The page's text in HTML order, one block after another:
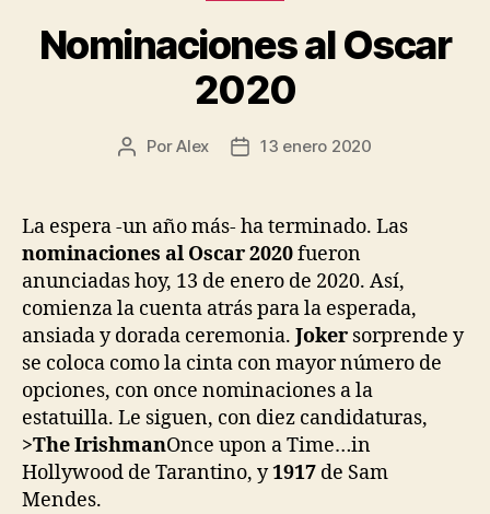
Oscar
2020»
Nominaciones al Oscar
2020
Autor
entrada
PorAlex
Fecha
entrada
13 enero 2020
La espera -un año más- ha terminado. Las
nominaciones al Oscar 2020fueron
anunciadas hoy, 13 de enero de 2020. Así,
comienza la cuenta atrás para la esperada,
ansiada y dorada ceremonia. Joker sorprende y
se coloca como la cinta con mayor número de
opciones, con once nominaciones a la
estatuilla. Le siguen, con diez candidaturas,
>The IrishmanOnce upon a Time…in
Hollywood de Tarantino, y1917 de Sam
Mendes.